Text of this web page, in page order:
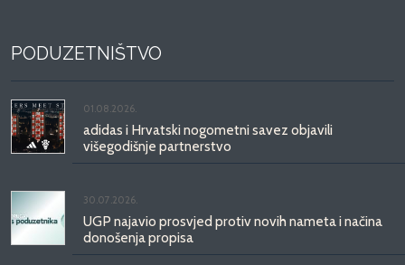
PODUZETNIŠTVO
01.08.2026.
adidas i Hrvatski nogometni savez objavili
višegodišnje partnerstvo
30.07.2026.
UGP najavio prosvjed protiv novih nameta i načina
donošenja propisa